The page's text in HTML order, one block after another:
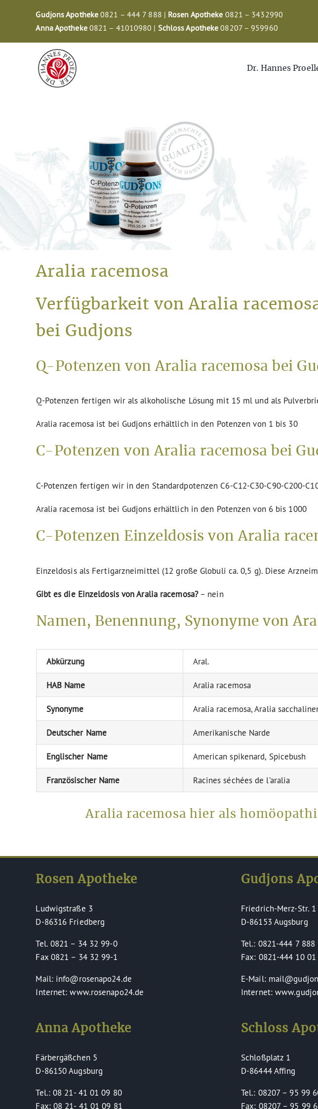
Gudjons Apotheke 0821 – 444 7 888 | Rosen Apotheke 0821 – 3432990
Anna Apotheke0821 – 41010980 | Schloss Apotheke 08207 – 959960
Dr. Hannes
Aralia racemosa
Verfügbarkeit von Aralia
bei Gudjons
Q-Potenzen von Aralia racemosa bei
Q-Potenzen fertigen wir als alkoholische Lösung mit 15 ml und als
Aralia racemosa ist bei Gudjons erhältlich in den Potenzen von 1 bis 30
C-Potenzen von Aralia racemosa bei
C-Potenzen fertigen wir in den Standardpotenzen C6-C12-C30-C90-C200-
Aralia racemosa ist bei Gudjons erhältlich in den Potenzen von 6 bis 1000
C-Potenzen Einzeldosis von Aralia
Einzeldosis als Fertigarzneimittel (12 große Globuli ca. 0,5 g). Diese
Gibt es die Einzeldosis von Aralia racemosa?– nein
Namen, Benennung, Synonyme von
Abkürzung Aral.
HAB Name Aralia racemosa
Synonyme Aralia racemosa, Aralia
Deutscher Name Amerikanische Narde
Englischer Name American spikenard, Spicebush
Französischer Name Racines séchées de l’aralia
Aralia racemosa hier als
Rosen Apotheke
Ludwigstraße 3
D-86316 Friedberg
Tel. 0821 – 34 32 99-0
Fax 0821 – 34 32 99-1
Mail: info@rosenapo24.de
Internet: www.rosenapo24.de
Anna Apotheke
Färbergäßchen 5
D-86150 Augsburg
Tel.: 08 21- 41 01 09 80
Fax: 08 21- 41 01 09 81
Gudjons
Friedrich-Merz-Str. 1
D-86153 Augsburg
Tel.: 0821-444 7 888
Fax: 0821-444 10 01
E-Mail:
Internet:
Schloss
Schloßplatz 1
D-86444 Affing
Tel.: 08207 – 95 99
Fax: 08207 – 95 99